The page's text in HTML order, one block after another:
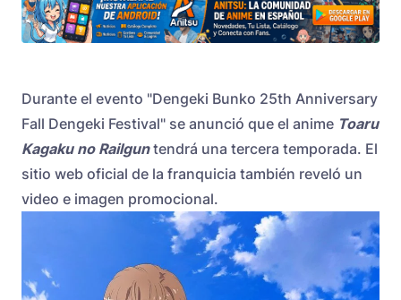
Durante el evento "Dengeki Bunko 25th Anniversary
Fall Dengeki Festival" se anunció que el anime Toaru
Kagaku no Railguntendrá una tercera temporada. El
sitio web oficial de la franquicia también reveló un
video e imagen promocional.